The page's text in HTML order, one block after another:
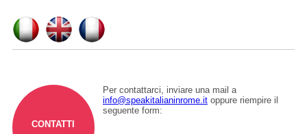
CONTATTI
Per contattarci, inviare una mail a
info@speakitalianinrome.itoppure riempire il
seguente form: